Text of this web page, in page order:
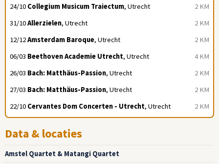
2 KM
24/10 Collegium Musicum Traiectum, Utrecht
2 KM
31/10Allerzielen, Utrecht
2 KM
12/12Amsterdam Baroque, Utrecht
4 KM
06/03 Beethoven Academie Utrecht, Utrecht
2 KM
26/03 Bach: Matthäus-Passion, Utrecht
2 KM
27/03 Bach: Matthäus-Passion, Utrecht
2 KM
22/10 Cervantes Dom Concerten - Utrecht, Utrecht
Data & locaties
Amstel Quartet & Matangi Quartet